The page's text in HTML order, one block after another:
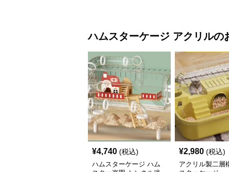
ハムスターケージ アクリルの
¥4,740 (税込)
ハムスターケージ ハム
¥2,980 (税込)
アクリル製二層